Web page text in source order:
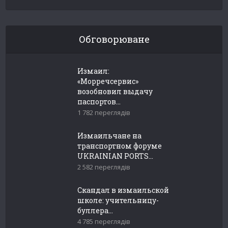
Обговорюване
Измаил:
«Морречсервис»
возобновил выдачу
паспортов...
1 782 переглядів
Измаильчане на
транспортном форуме
UKRAINIAN PORTS...
2 582 переглядів
Скандал в измаильской
школе: учительницу-
буллера...
4 785 переглядів